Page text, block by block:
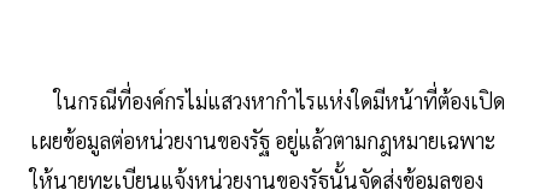
ในกรณีที่องค์กรไม่แสวงหากำไรแห่งใดมีหน้าที่ต้องเปิด
เผยข้อมูลต่อหน่วยงานของรัฐ อยู่แล้วตามกฎหมายเฉพาะ
ให้นายทะเบียนแจ้งหน่วยงานของรัฐนั้นจัดส่งข้อมูลของ